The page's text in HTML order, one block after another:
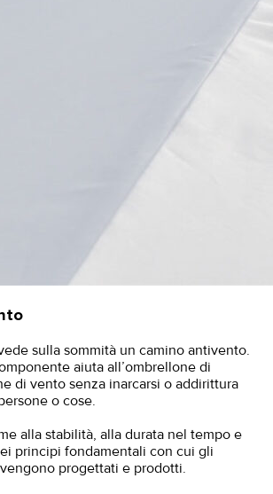
sulla sommità un camino antivento.
aiuta all’ombrellone di
di vento senza inarcarsi o addirittura
o cose.
alla stabilità, alla durata nel tempo e
principi fondamentali con cui gli
progettati e prodotti.